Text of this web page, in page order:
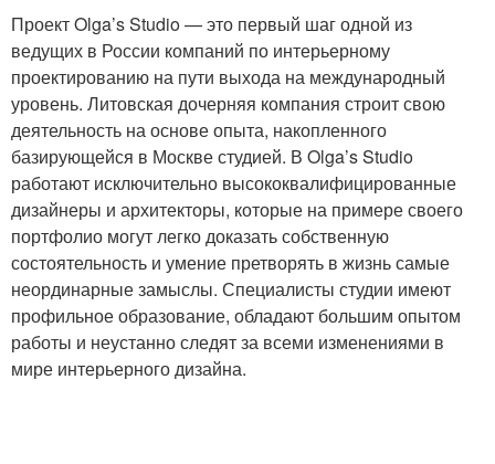
Проект Olga’s Studio — это первый шаг одной из
ведущих в России компаний по интерьерному
проектированию на пути выхода на международный
уровень. Литовская дочерняя компания строит свою
деятельность на основе опыта, накопленного
базирующейся в Москве студией. В Olga’s Studio
работают исключительно высококвалифицированные
дизайнеры и архитекторы, которые на примере своего
портфолио могут легко доказать собственную
состоятельность и умение претворять в жизнь самые
неординарные замыслы. Специалисты студии имеют
профильное образование, обладают большим опытом
работы и неустанно следят за всеми изменениями в
мире интерьерного дизайна.